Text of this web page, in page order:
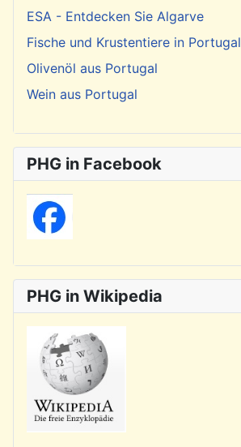
ESA - Entdecken Sie Algarve
Fische und Krustentiere in Portugal
Olivenöl aus Portugal
Wein aus Portugal
PHG in Facebook
PHG in Wikipedia